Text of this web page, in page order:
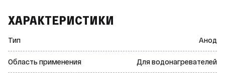
ХАРАКТЕРИСТИКИ
Тип Анод
Область применения Для водонагревателей